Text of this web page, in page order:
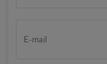
E-mail